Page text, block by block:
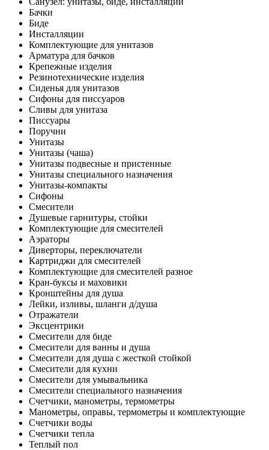
Бачки
Биде
Инсталляции
Комплектующие для унитазов
Арматура для бачков
Крепежные изделия
Резинотехнические изделия
Сиденья для унитазов
Сифоны для писсуаров
Сливы для унитаза
Писсуары
Поручни
Унитазы
Унитазы (чаша)
Унитазы подвесные и пристенные
Унитазы специального назначения
Унитазы-компакты
Сифоны
Смесители
Душевые гарнитуры, стойки
Комплектующие для смесителей
Аэраторы
Диверторы, переключатели
Картриджи для смесителей
Комплектующие для смесителей разное
Кран-буксы и маховики
Кронштейны для душа
Лейки, изливы, шланги д/душа
Отражатели
Эксцентрики
Смесители для биде
Смесители для ванны и душа
Смесители для душа с жесткой стойкой
Смесители для кухни
Смесители для умывальника
Смесители специального назначения
Счетчики, манометры, термометры
Манометры, оправы, термометры и комплектующие
Счетчики воды
Счетчики тепла
Теплый пол